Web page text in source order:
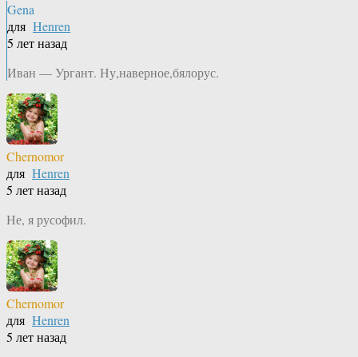
Gena
для Henren
5 лет назад
Иван — Ургант. Ну,наверное,бялорус.
Chernomor
для Henren
5 лет назад
Не, я русофил.
Chernomor
для Henren
5 лет назад